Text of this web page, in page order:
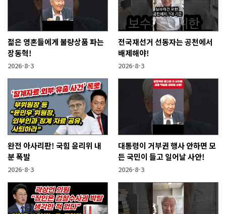
젊은 영혼들에게 불량상품 파는
장동혁!
2026-8-3
전국재선거 선동자는 공천에서
배제해야!
2026-8-3
완전 아사리판! 국힘 윤리위 내
분 폭발
2026-8-3
대통령이 거부권 행사 안하면 모
든 국민이 들고 일어날 사안!
2026-8-3